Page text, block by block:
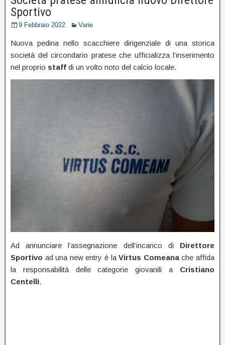
Sportivo
9 Febbraio 2022 Varie
Nuova pedina nello scacchiere dirigenziale di una storica
società del circondario pratese che ufficializza l’inserimento
nel proprio staff di un volto noto del calcio locale.
Ad annunciare l’assegnazione dell’incarico di Direttore
Sportivo ad una new entry è laVirtus Comeanache affida
la responsabilità delle categorie giovanili a Cristiano
Centelli.